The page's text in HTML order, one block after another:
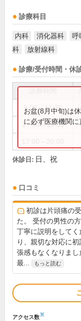
診療科目
内科 消化器科 呼
科
放射線科
診療/受付時間・休
9:00～11:30
17:00～19:00
お盆(8月中旬)は
に必ず医療機関に
休診日: 日、祝
口コミ
初診は片頭痛の
た。 受付の男性の
丁寧に説明をしてく
り、親切な対応に初
張感もなくなりまし
最...
もっと読む
アクセス数※